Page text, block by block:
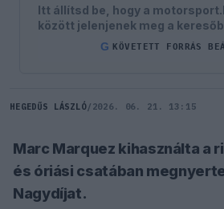
Itt állítsd be, hogy a
között jelenjenek meg a
G KÖVETETT FORRÁS
HEGEDŰS LÁSZLÓ/ 2026. 06. 21. 13:15
Marc Marquez kihasználta a
és óriási csatában
Nagydíjat.